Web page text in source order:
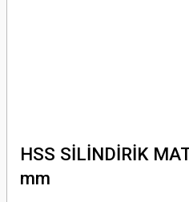
HSS SİLİNDİRİK
mm